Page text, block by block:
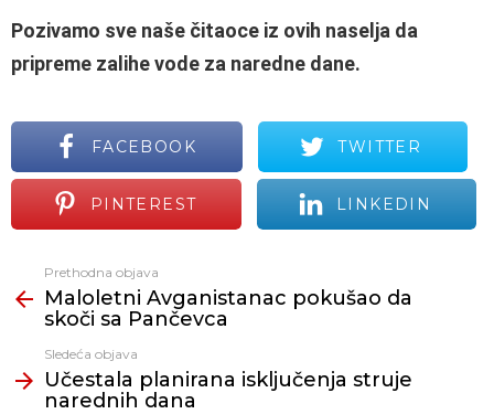
Pozivamo sve naše čitaoce iz ovih naselja da
pripreme zalihe vode za naredne dane.
FACEBOOK TWITTER
PINTEREST LINKEDIN
još
Prethodna objava
Maloletni Avganistanac pokušao da
skoči sa Pančevca
Sledeća objava
Učestala planirana isključenja struje
narednih dana